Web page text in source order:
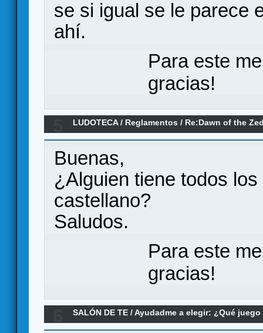
se si igual se le parece
ahí.
Para este
gracias!
LUDOTECA/ Reglamentos / Re:Dawn of the
Buenas,
¿Alguien tiene todos
castellano?
Saludos.
Para este
gracias!
SALÓN DE TE /Ayudadme a elegir: ¿Qué